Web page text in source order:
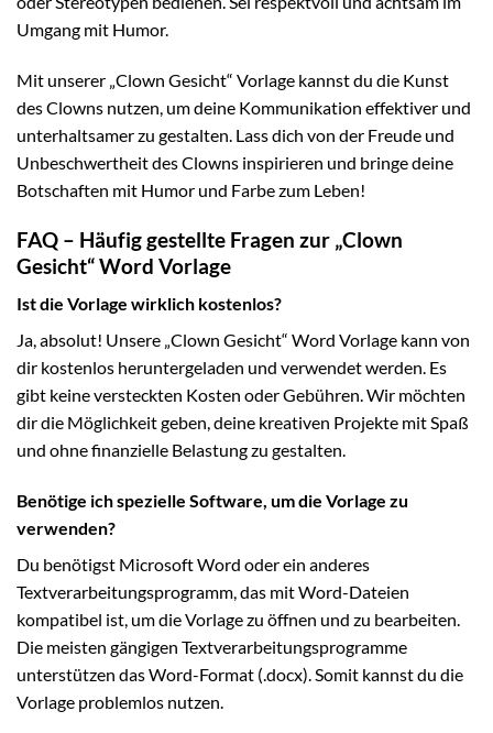
Umgang mit Humor.
Mit unserer „Clown Gesicht“ Vorlage kannst du die Kunst
des Clowns nutzen, um deine Kommunikation effektiver und
unterhaltsamer zu gestalten. Lass dich von der Freude und
Unbeschwertheit des Clowns inspirieren und bringe deine
Botschaften mit Humor und Farbe zum Leben!
FAQ – Häufig gestellte Fragen zur „Clown
Gesicht“ Word Vorlage
Ist die Vorlage wirklich kostenlos?
Ja, absolut! Unsere „Clown Gesicht“ Word Vorlage kann von
dir kostenlos heruntergeladen und verwendet werden. Es
gibt keine versteckten Kosten oder Gebühren. Wir möchten
dir die Möglichkeit geben, deine kreativen Projekte mit Spaß
und ohne finanzielle Belastung zu gestalten.
Benötige ich spezielle Software, um die Vorlage zu
verwenden?
Du benötigst Microsoft Word oder ein anderes
Textverarbeitungsprogramm, das mit Word-Dateien
kompatibel ist, um die Vorlage zu öffnen und zu bearbeiten.
Die meisten gängigen Textverarbeitungsprogramme
unterstützen das Word-Format (.docx). Somit kannst du die
Vorlage problemlos nutzen.